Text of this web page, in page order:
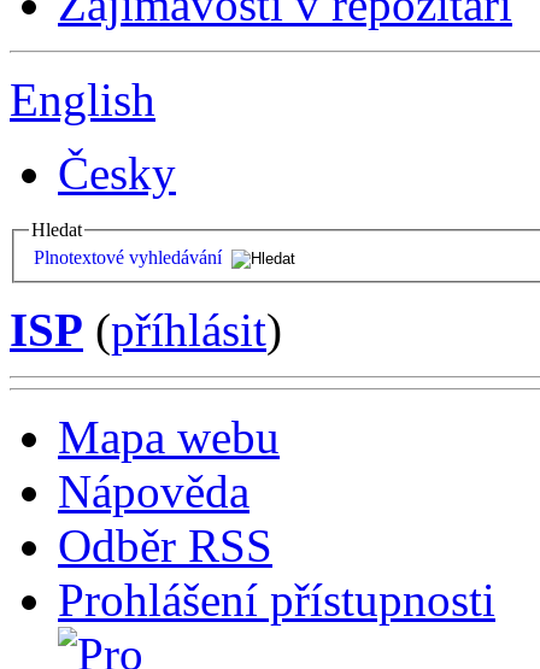
English
Česky
Hledat
Plnotextové vyhledávání
ISP (příhlásit)
Mapa webu
Nápověda
Odběr RSS
Prohlášení přístupnosti